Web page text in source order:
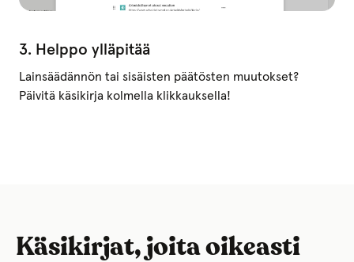
3. Helppo ylläpitää
Lainsäädännön tai sisäisten päätösten muutokset?
Päivitä käsikirja kolmella klikkauksella!
Käsikirjat, joita oikeasti